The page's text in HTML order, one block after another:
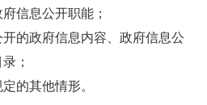
信息公开职能；
开的政府信息内容、政府信息公
；
的其他情形。